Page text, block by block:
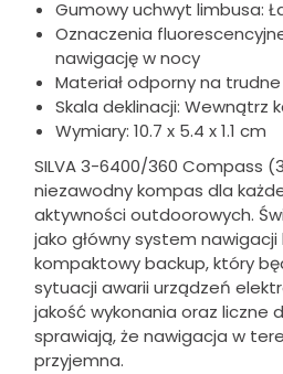
Gumowy uchwyt limbusa:
Oznaczenia
nawigację w nocy
Materiał odporny na trudne
Skala deklinacji: Wewnątrz
Wymiary: 10.7 x 5.4 x 1.1 cm
SILVA 3-6400/360 Compass
niezawodny kompas dla
aktywności outdoorowych.
jako główny system nawigacji
kompaktowy backup, który
sytuacji awarii urządzeń
jakość wykonania oraz liczne
sprawiają, że nawigacja w
przyjemna.